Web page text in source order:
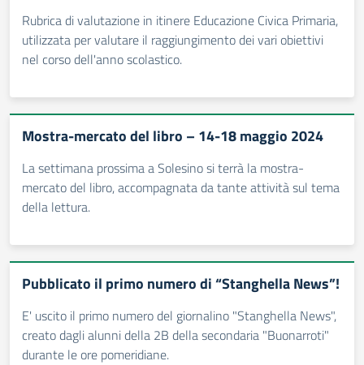
Rubrica di valutazione in itinere Educazione Civica Primaria,
utilizzata per valutare il raggiungimento dei vari obiettivi
nel corso dell'anno scolastico.
Mostra-mercato del libro – 14-18 maggio 2024
La settimana prossima a Solesino si terrà la mostra-
mercato del libro, accompagnata da tante attività sul tema
della lettura.
Pubblicato il primo numero di “Stanghella News”!
E' uscito il primo numero del giornalino "Stanghella News",
creato dagli alunni della 2B della secondaria "Buonarroti"
durante le ore pomeridiane.